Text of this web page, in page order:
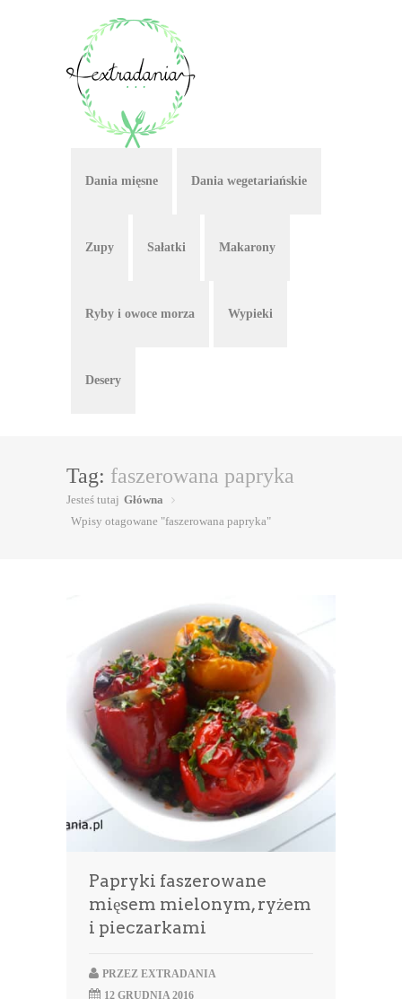
Dania mięsne Dania wegetariańskie
Zupy Sałatki Makarony
Ryby i owoce morza Wypieki
Desery
Tag: faszerowana papryka
Jesteś tutaj Główna
Wpisy otagowane "faszerowana papryka"
Papryki faszerowane
mięsem mielonym, ryżem
i pieczarkami
PRZEZ EXTRADANIA
12 GRUDNIA 2016